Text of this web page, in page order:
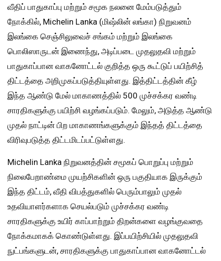
வீதிப் பாதுகாப்பு மற்றும் சமூக நலனை மேம்படுத்தும்
நோக்கில், Michelin Lanka (மிஷ்லின் லங்கா) நிறுவனம்
இலங்கை செஞ்சிலுவைச் சங்கம் மற்றும் இலங்கை
பொலிஸாருடன் இணைந்து, அடிப்படை முதலுதவி மற்றும்
பாதுகாப்பான வாகனோட்டல் குறித்த ஒரு கூட்டுப் பயிற்சித்
திட்டத்தை அறிமுகப்படுத்தியுள்ளது. இத்திட்டத்தின் கீழ்
இந்த ஆண்டு மேல் மாகாணத்தில் 500 முச்சக்கர வண்டி
சாரதிகளுக்கு பயிற்சி வழங்கப்படும். மேலும், அடுத்த ஆண்டு
முதல் நாட்டின் பிற மாகாணங்களுக்கும் இந்தத் திட்டத்தை
விரிவுபடுத்த திட்டமிடப்பட்டுள்ளது.
Michelin Lanka நிறுவனத்தின் சமூகப் பொறுப்பு மற்றும்
நிலைபேறாண்மை முயற்சிகளின் ஒரு பகுதியாக இருக்கும்
இந்த திட்டம், வீதி விபத்துகளில் பெரும்பாலும் முதல்
உதவியாளர்களாக செயல்படும் முச்சக்கர வண்டி
சாரதிகளுக்கு உயிர் காப்பாற்றும் திறன்களை வழங்குவதை
நோக்கமாகக் கொண்டுள்ளது. இப்பயிற்சியில் முதலுதவி
நுட்பங்களுடன், சாரதிகளுக்கு பாதுகாப்பான வாகனோட்டல்